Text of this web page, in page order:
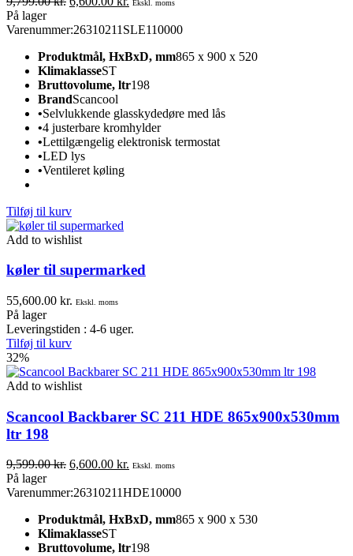
pris
9,799.00 kr..
pris
6,600.00 kr..
Ekskl. moms
På lager
Varenummer:26310211SLE110000
Produktmål, HxBxD, mm865 x 900 x 520
KlimaklasseST
Bruttovolume, ltr198
BrandScancool
•Selvlukkende glasskydedøre med lås
•4 justerbare kromhylder
•Lettilgængelig elektronisk termostat
•LED lys
•Ventileret køling
Tilføj til kurv
Add to wishlist
køler til supermarked
55,600.00 kr. Ekskl. moms
På lager
Leveringstiden : 4-6 uger.
Tilføj til kurv
32%
Add to wishlist
Scancool Backbarer SC 211 HDE 865x900x530mm
ltr 198
9,599.00kr. Den
pris
9,599.00 kr..
6,600.00 kr. Den
pris
6,600.00 kr..
Ekskl. moms
På lager
Varenummer:26310211HDE10000
Produktmål, HxBxD, mm865 x 900 x 530
KlimaklasseST
Bruttovolume, ltr198